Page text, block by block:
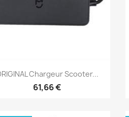
Aperçu rapide
Chargeur Scooter...
61,66 €